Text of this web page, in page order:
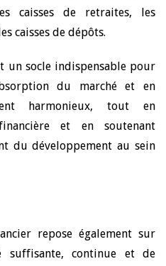
caisses de retraites, les
caisses de dépôts.
un socle indispensable pour
du marché et en
harmonieux, tout en
et en soutenant
du développement au sein
repose également sur
suffisante, continue et de